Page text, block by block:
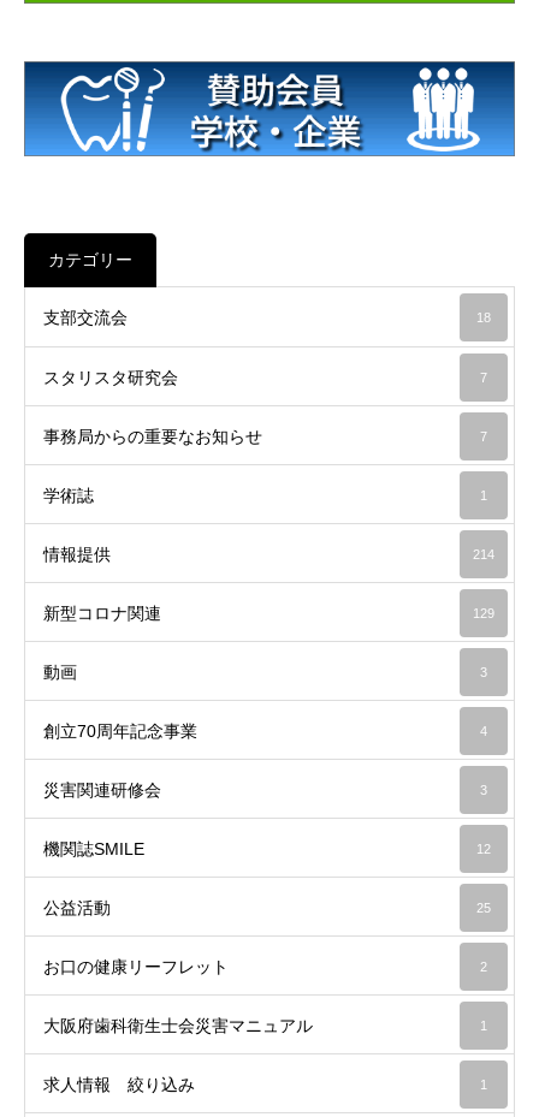
カテゴリー
支部交流会 18
スタリスタ研究会 7
事務局からの重要なお知らせ 7
学術誌 1
情報提供 214
新型コロナ関連 129
動画 3
創立70周年記念事業 4
災害関連研修会 3
機関誌SMILE 12
公益活動 25
お口の健康リーフレット 2
大阪府歯科衛生士会災害マニュアル 1
求人情報 絞り込み 1